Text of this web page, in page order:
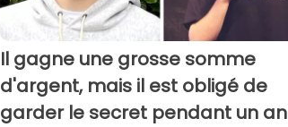
Il gagne une grosse somme
d'argent, mais il est obligé de
garder le secret pendant un an